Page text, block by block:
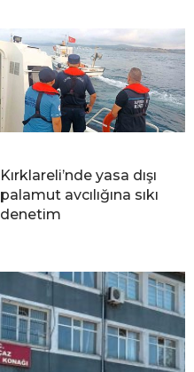
Kırklareli’nde yasa dışı
palamut avcılığına sıkı
denetim